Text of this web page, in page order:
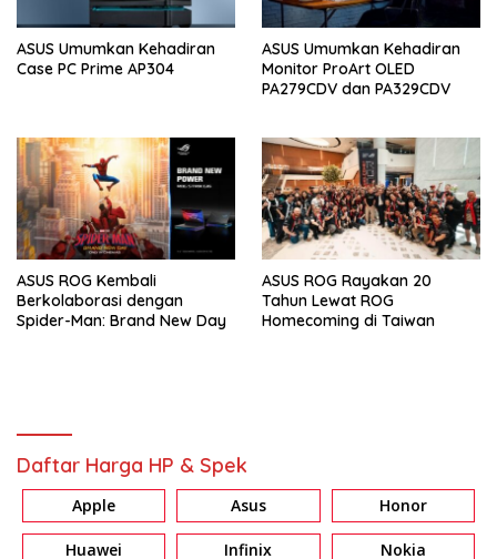
ASUS Umumkan Kehadiran
Case PC Prime AP304
ASUS Umumkan Kehadiran
Monitor ProArt OLED
PA279CDV dan PA329CDV
ASUS ROG Kembali
Berkolaborasi dengan
Spider-Man: Brand New Day
ASUS ROG Rayakan 20
Tahun Lewat ROG
Homecoming di Taiwan
Daftar Harga HP & Spek
Apple Asus Honor
Huawei Infinix Nokia